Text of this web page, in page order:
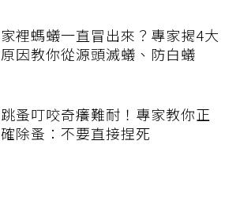
家裡螞蟻一直冒出來？專家揭4大
原因教你從源頭滅蟻、防白蟻
跳蚤叮咬奇癢難耐！專家教你正
確除蚤：不要直接捏死